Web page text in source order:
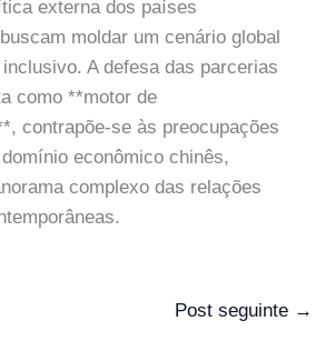
externa dos países
moldar um cenário global
A defesa das parcerias
como **motor de
contrapõe-se às preocupações
econômico chinês,
complexo das relações
Post seguinte →